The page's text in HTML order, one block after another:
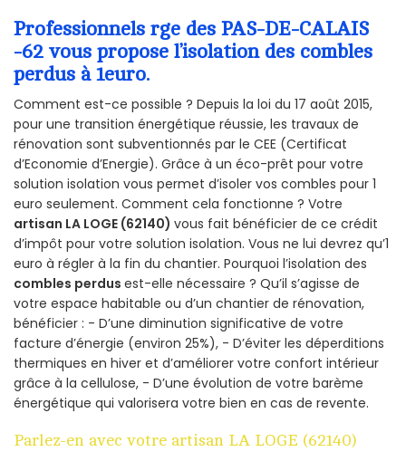
Professionnels rge des PAS-DE-CALAIS
-62 vous propose l’isolation des combles
perdus à 1euro.
Comment est-ce possible ? Depuis la loi du 17 août 2015,
pour une transition énergétique réussie, les travaux de
rénovation sont subventionnés par le CEE (Certificat
d’Economie d’Energie). Grâce à un éco-prêt pour votre
solution isolation vous permet d’isoler vos combles pour 1
euro seulement. Comment cela fonctionne ? Votre
artisan LA LOGE (62140) vous fait bénéficier de ce crédit
d’impôt pour votre solution isolation. Vous ne lui devrez qu’1
euro à régler à la fin du chantier. Pourquoi l’isolation des
combles perdus est-elle nécessaire ? Qu’il s’agisse de
votre espace habitable ou d’un chantier de rénovation,
bénéficier : - D’une diminution significative de votre
facture d’énergie (environ 25%), - D’éviter les déperditions
thermiques en hiver et d’améliorer votre confort intérieur
grâce à la cellulose, - D’une évolution de votre barème
énergétique qui valorisera votre bien en cas de revente.
Parlez-en avec votre artisan LA LOGE (62140)